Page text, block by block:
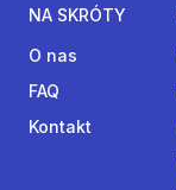
NA SKRÓTY
O nas
FAQ
Kontakt